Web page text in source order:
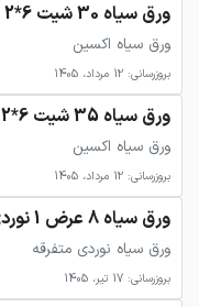
ورق سیاه 30 شیت 6*2 اکسین
ورق سیاه اکسین
بروزرسانی: 12 مرداد، 1405
ورق سیاه 35 شیت 6*2 اکسین
ورق سیاه اکسین
بروزرسانی: 12 مرداد، 1405
ورق سیاه 8 عرض 1 نوردی متفرقه
ورق سیاه نوردی متفرقه
بروزرسانی: 17 تیر، 1405